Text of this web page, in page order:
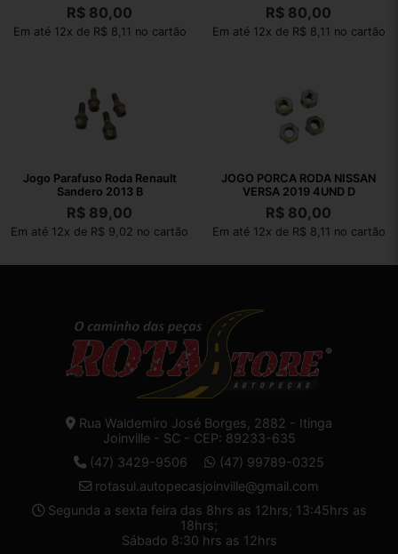
R$ 80,00
Em até 12x de R$ 8,11 no cartão
R$ 80,00
Em até 12x de R$ 8,11 no cartão
Jogo Parafuso Roda Renault
Sandero 2013 B
R$ 89,00
Em até 12x de R$ 9,02 no cartão
JOGO PORCA RODA NISSAN
VERSA 2019 4UND D
R$ 80,00
Em até 12x de R$ 8,11 no cartão
Rua Waldemiro José Borges, 2882 - Itinga
Joinville - SC - CEP: 89233-635
(47) 3429-9506
(47) 99789-0325
rotasul.autopecasjoinville@gmail.com
Segunda a sexta feira das 8hrs as 12hrs; 13:45hrs as
18hrs;
Sábado 8:30 hrs as 12hrs